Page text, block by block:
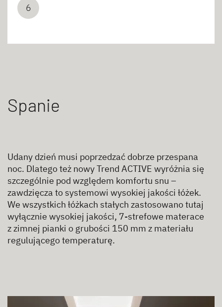
6
Spanie
Udany dzień musi poprzedzać dobrze przespana
noc. Dlatego też nowy Trend ACTIVE wyróżnia się
szczególnie pod względem komfortu snu –
zawdzięcza to systemowi wysokiej jakości łóżek.
We wszystkich łóżkach stałych zastosowano tutaj
wyłącznie wysokiej jakości, 7-strefowe materace
z zimnej pianki o grubości 150 mm z materiału
regulującego temperaturę.